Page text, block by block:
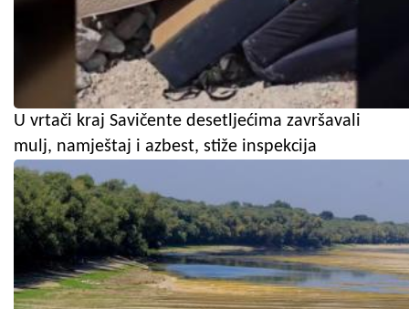
U vrtači kraj Savičente desetljećima završavali
mulj, namještaj i azbest, stiže inspekcija